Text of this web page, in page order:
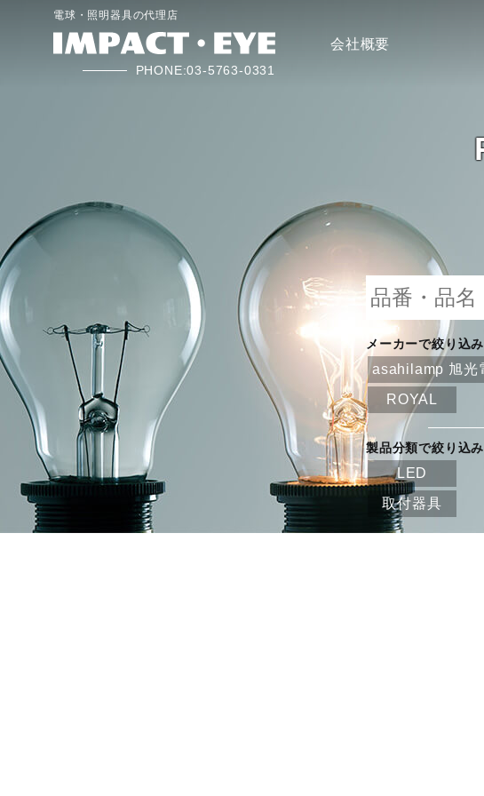
電球・照明器具の代理店
PHONE:03-5763-0331
会社概要
メーカーで絞り込み
asahilamp 旭光
ROYAL
製品分類で絞り込み
LED
取付器具